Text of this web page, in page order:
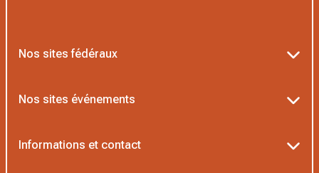
Nos sites fédéraux
Nos sites événements
Informations et contact